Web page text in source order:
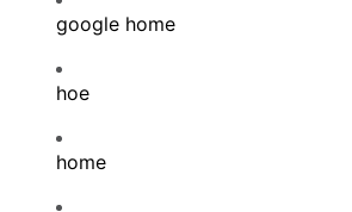
google home
hoe
home